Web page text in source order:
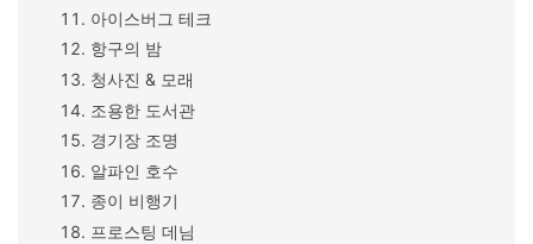
아이스버그 테크
항구의 밤
청사진 & 모래
조용한 도서관
경기장 조명
알파인 호수
종이 비행기
프로스팅 데님